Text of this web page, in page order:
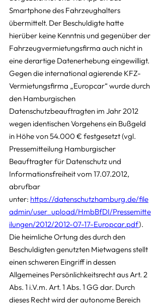
Smartphone des Fahrzeughalters
übermittelt. Der Beschuldigte hatte
hierüber keine Kenntnis und gegenüber der
Fahrzeugvermietungsfirma auch nicht in
eine derartige Datenerhebung eingewilligt.
Gegen die international agierende KFZ-
Vermietungsfirma „Europcar“ wurde durch
den Hamburgischen
Datenschutzbeauftragten im Jahr 2012
wegen identischen Vorgehens ein Bußgeld
in Höhe von 54.000 € festgesetzt (vgl.
Pressemitteilung Hamburgischer
Beauftragter für Datenschutz und
Informationsfreiheit vom 17.07.2012,
abrufbar
unter: https://datenschutzhamburg.de/file
admin/user_upload/HmbBfDI/Pressemitte
ilungen/2012/2012-07-17-Europcar.pdf).
Die heimliche Ortung des durch den
Beschuldigten genutzten Mietwagens stellt
einen schweren Eingriff in dessen
Allgemeines Persönlichkeitsrecht aus Art. 2
Abs. 1 i.V.m. Art. 1 Abs. 1 GG dar. Durch
dieses Recht wird der autonome Bereich